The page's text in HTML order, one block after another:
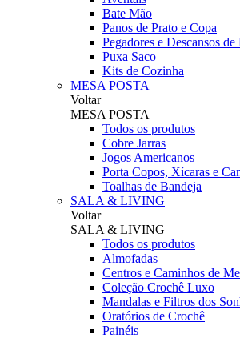
Bate Mão
Panos de Prato e Copa
Pegadores e Descansos de
Puxa Saco
Kits de Cozinha
MESA POSTA
Voltar
MESA POSTA
Todos os produtos
Cobre Jarras
Jogos Americanos
Porta Copos, Xícaras e
Toalhas de Bandeja
SALA & LIVING
Voltar
SALA & LIVING
Todos os produtos
Almofadas
Centros e Caminhos de
Coleção Crochê Luxo
Mandalas e Filtros dos
Oratórios de Crochê
Painéis